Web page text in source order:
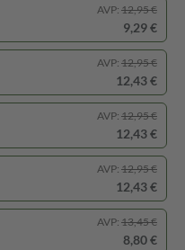
AVP: 12,95 €
9,29 €
AVP: 12,95 €
12,43 €
AVP: 12,95 €
12,43 €
AVP: 12,95 €
12,43 €
AVP: 13,45 €
8,80 €